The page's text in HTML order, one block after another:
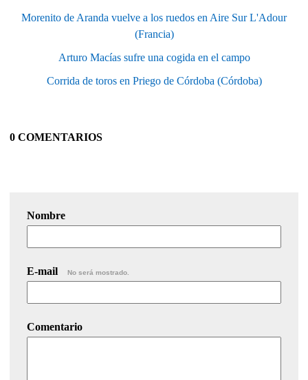
Morenito de Aranda vuelve a los ruedos en Aire Sur L'Adour
(Francia)
Arturo Macías sufre una cogida en el campo
Corrida de toros en Priego de Córdoba (Córdoba)
0 COMENTARIOS
Nombre
E-mail No será mostrado.
Comentario